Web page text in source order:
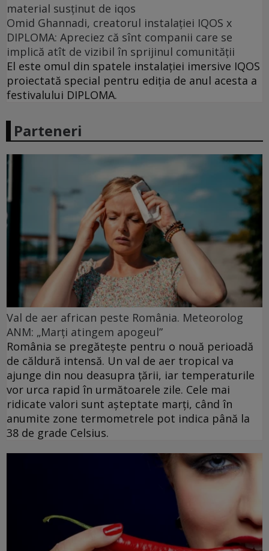
material susținut de iqos
Omid Ghannadi, creatorul instalației IQOS x
DIPLOMA: Apreciez că sînt companii care se
implică atît de vizibil în sprijinul comunității
El este omul din spatele instalației imersive IQOS
proiectată special pentru ediția de anul acesta a
festivalului DIPLOMA.
Parteneri
Val de aer african peste România. Meteorolog
ANM: „Marți atingem apogeul”
România se pregătește pentru o nouă perioadă
de căldură intensă. Un val de aer tropical va
ajunge din nou deasupra țării, iar temperaturile
vor urca rapid în următoarele zile. Cele mai
ridicate valori sunt așteptate marți, când în
anumite zone termometrele pot indica până la
38 de grade Celsius.